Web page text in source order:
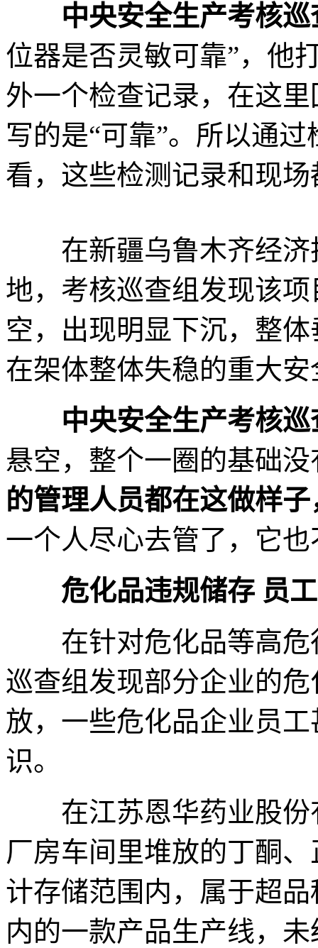
中央安全生产考核
位器是否灵敏可靠”，他
外一个检查记录，在这
写的是“可靠”。所以通
看，这些检测记录和现
在新疆乌鲁木齐经济
地，考核巡查组发现该
空，出现明显下沉，整
在架体整体失稳的重大
中央安全生产考核
悬空，整个一圈的基础
的管理人员都在这做样
一个人尽心去管了，它
危化品违规储存 员
在针对危化品等高危
巡查组发现部分企业的
放，一些危化品企业员
识。
在江苏恩华药业股份
厂房车间里堆放的丁酮
计存储范围内，属于超
内的一款产品生产线，